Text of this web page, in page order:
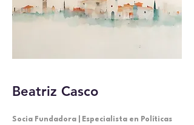
Beatriz Casco
Socia Fundadora | Especialista en Políticas